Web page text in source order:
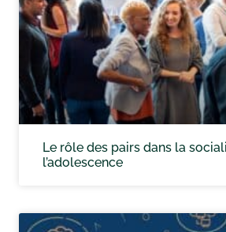
Le rôle des pairs dans la
l’adolescence